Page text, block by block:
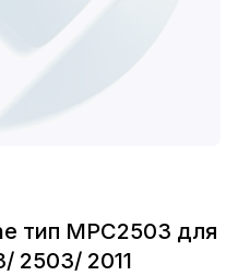
тип MPC2503 для
2503/ 2011